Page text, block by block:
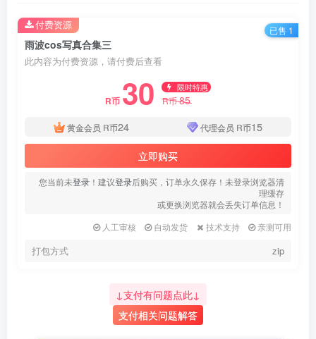
雨波cos写真合集三
此内容为付费资源，请付费后查看
R币 30 限时特惠
R币85
黄金会员 R币24 代理会员 R币15
立即购买
您当前未登录 ！建议登录后购买，订单永久保存！未登录浏览器清
理缓存
或更换浏览器就会丢失订单信息！
人工审核
自动发货 技术支持 亲测可用
打包方式 zip
付费资源 已售 1
↓支付有问题点此↓
支付相关问题解答